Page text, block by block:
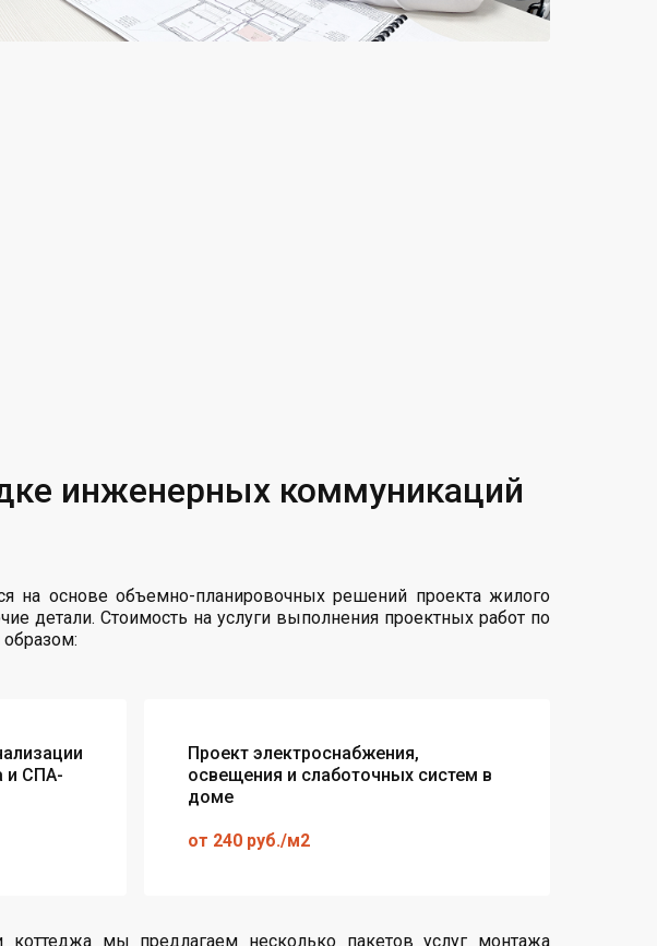
инженерных коммуникаций
на основе объемно-планировочных решений проекта жилого
детали. Стоимость на услуги выполнения проектных работ по
и СПА-
Проект электроснабжения,
освещения и слаботочных систем в
доме
от 240 руб./м2
мы предлагаем несколько пакетов услуг монтажа